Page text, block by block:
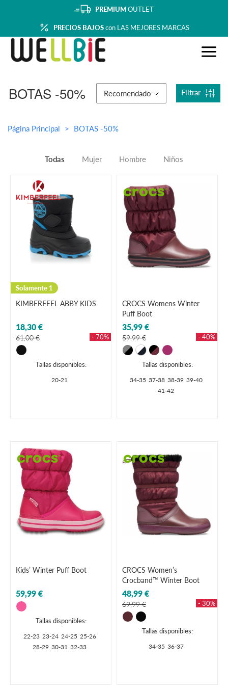
PREMIUMOUTLET
PRECIOS BAJOScon LAS MEJORES MARCAS
BOTAS -50% Recomendado Filtrar
Página Principal BOTAS -50%
Todas Mujer Hombre Niños
Solamente 1
KIMBERFEEL ABBY KIDS
18,30 €
61,00 € - 70%
Tallas disponibles:
20-21
CROCS Womens Winter
Puff Boot
35,99 €
59,99 € - 40%
Tallas disponibles:
34-35 37-38 38-39 39-40
41-42
Kids’ Winter Puff Boot
59,99 €
Tallas disponibles:
22-23 23-24 24-25 25-26
28-29 30-31 32-33
CROCS Women’s
Crocband™ Winter Boot
48,99 €
69,99 € - 30%
Tallas disponibles:
34-35 36-37